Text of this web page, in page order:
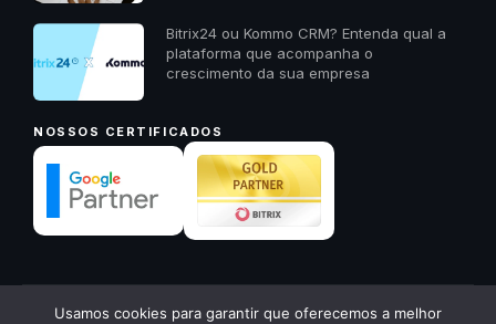
Bitrix24 ou Kommo CRM? Entenda qual a
plataforma que acompanha o
crescimento da sua empresa
NOSSOS CERTIFICADOS
© 2026 23A Digital · Todos os direitos reservados ·23a.com.pt
✕
Usamos cookies para garantir que oferecemos a melhor